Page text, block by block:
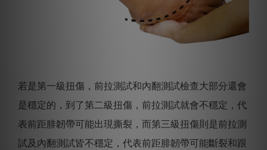
若是第一級扭傷，前拉測試和內翻測試檢查大部分還會
是穩定的，到了第二級扭傷，前拉測試就會不穩定，代
表前距腓韌帶可能出現撕裂，而第三級扭傷則是前拉測
試及內翻測試皆不穩定，代表前距腓韌帶可能斷裂和跟